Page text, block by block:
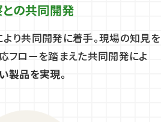
の共同開発
り共同開発に着手。現場の知見を
フローを踏まえた共同開発によ
製品を実現。